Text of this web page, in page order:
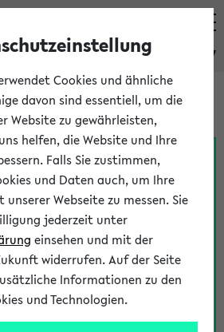
eKVV
Veranstaltungen
Fragen zu
finden Sie Ansprechpersonen
bei jeder Veranstaltung. Der BIS
keine direkte Hilfe leisten.
eKVV Teilnahmemanagement
über die Personen, die Ihre
eingetragen haben, auf der
Cookies und ähnliche
davon sind essentiell, um die
Website zu gewährleisten,
helfen, die Website und Ihre
Falls Sie zustimmen,
und Daten auch, um Ihre
Webseite zu messen. Sie
jederzeit unter
einsehen und mit der
widerrufen. Auf der Seite
Informationen zu den
und Technologien.